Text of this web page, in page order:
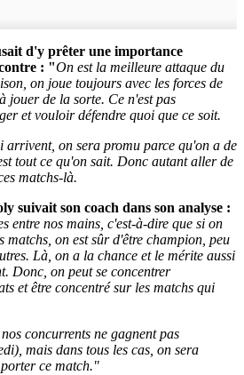
d'y prêter une importance
: "On est la meilleure attaque du
on joue toujours avec les forces de
jouer de la sorte. Ce n'est pas
et vouloir défendre quoi que ce soit.
arrivent, on sera promu parce qu'on a de
tout ce qu'on sait. Donc autant aller de
matchs-là.
suivait son coach dans son analyse :
entre nos mains, c'est-à-dire que si on
matchs, on est sûr d'être champion, peu
Là, on a la chance et le mérite aussi
Donc, on peut se concentrer
et être concentré sur les matchs qui
concurrents ne gagnent pas
mais dans tous les cas, on sera
ce match."